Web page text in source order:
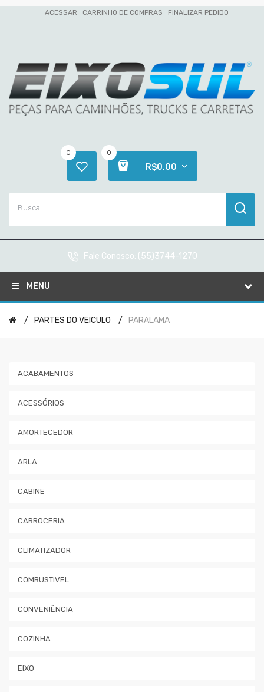
ACESSAR CARRINHO DE COMPRAS FINALIZAR PEDIDO
0
R$0,00
0
Fale Conosco: (55)3744-1270
MENU
PARTES DO VEICULO PARALAMA
ACABAMENTOS
ACESSÓRIOS
AMORTECEDOR
ARLA
CABINE
CARROCERIA
CLIMATIZADOR
COMBUSTIVEL
CONVENIÊNCIA
COZINHA
EIXO